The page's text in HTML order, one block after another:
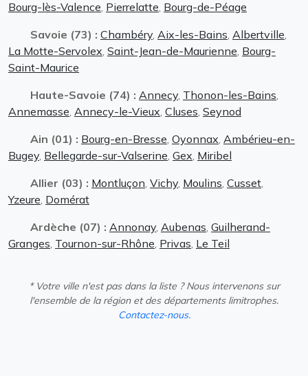
Bourg-lès-Valence Pierrelatte Bourg-de-Péage
Savoie (73) : Chambéry Aix-les-Bains Albertville
La Motte-Servolex Saint-Jean-de-Maurienne Bourg-
Saint-Maurice
Haute-Savoie (74) : Annecy Thonon-les-Bains
Annemasse Annecy-le-Vieux Cluses Seynod
Ain (01) : Bourg-en-Bresse Oyonnax Ambérieu-en-
Bugey Bellegarde-sur-Valserine Gex Miribel
Allier (03) : Montluçon Vichy Moulins Cusset
Yzeure Domérat
Ardèche (07) : Annonay Aubenas Guilherand-
Granges Tournon-sur-Rhône Privas Le Teil
* Votre ville n'est pas dans la liste ? Nous intervenons sur
l'ensemble de la région et des départements limitrophes.
Contactez-nous.